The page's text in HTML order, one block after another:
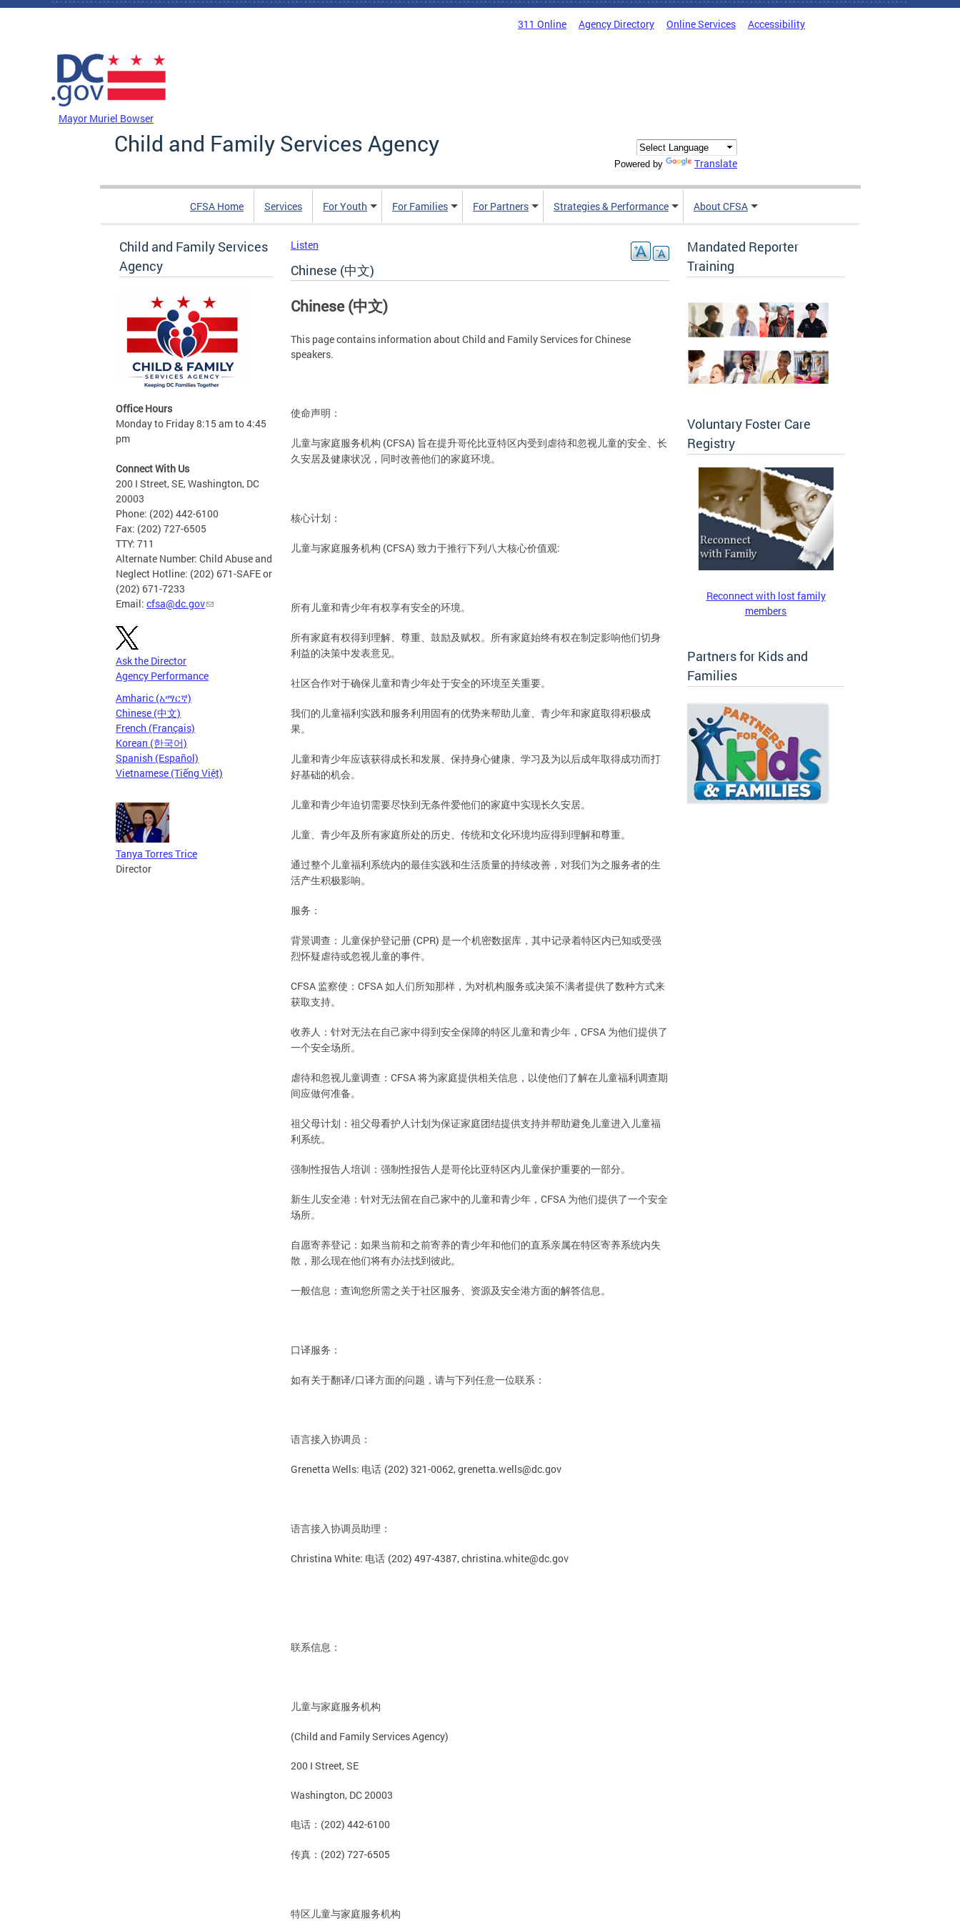
Skip to main content
311 Online Agency Directory Online Services Accessibility
Mayor Muriel Bowser
Child and Family Services Agency
Powered by Translate
CFSA Home Services For Youth For Families For Partners Strategies & Performance About CFSA
Child and Family Services
Agency
Office Hours
Monday to Friday 8:15 am to 4:45
pm
Connect With Us
200 I Street, SE, Washington, DC
20003
Phone: (202) 442-6100
Fax: (202) 727-6505
TTY: 711
Alternate Number: Child Abuse and
Neglect Hotline: (202) 671-SAFE or
(202) 671-7233
Email: cfsa@dc.gov
Ask the Director
Agency Performance
Amharic (አማርኛ)
Chinese (中文)
French (Français)
Korean (한국어)
Spanish (Español)
Vietnamese (Tiếng Việt)
Tanya Torres Trice
Director
Listen
Chinese (中文)
Chinese (中文)
This page contains information about Child and Family Services for Chinese
speakers.
使命声明：
儿童与家庭服务机构 (CFSA) 旨在提升哥伦比亚特区内受到虐待和忽视儿童的安全、长
久安居及健康状况，同时改善他们的家庭环境。
核心计划：
儿童与家庭服务机构 (CFSA) 致力于推行下列八大核心价值观:
所有儿童和青少年有权享有安全的环境。
所有家庭有权得到理解、尊重、鼓励及赋权。所有家庭始终有权在制定影响他们切身
利益的决策中发表意见。
社区合作对于确保儿童和青少年处于安全的环境至关重要。
我们的儿童福利实践和服务利用固有的优势来帮助儿童、青少年和家庭取得积极成
果。
儿童和青少年应该获得成长和发展、保持身心健康、学习及为以后成年取得成功而打
好基础的机会。
儿童和青少年迫切需要尽快到无条件爱他们的家庭中实现长久安居。
儿童、青少年及所有家庭所处的历史、传统和文化环境均应得到理解和尊重。
通过整个儿童福利系统内的最佳实践和生活质量的持续改善，对我们为之服务者的生
活产生积极影响。
服务：
背景调查：儿童保护登记册 (CPR) 是一个机密数据库，其中记录着特区内已知或受强
烈怀疑虐待或忽视儿童的事件。
CFSA 监察使： CFSA 如人们所知那样，为对机构服务或决策不满者提供了数种方式来
获取支持。
收养人： 针对无法在自己家中得到安全保障的特区儿童和青少年， CFSA 为他们提供了
一个安全场所。
虐待和忽视儿童调查： CFSA 将为家庭提供相关信息，以使他们了解在儿童福利调查期
间应做何准备。
祖父母计划：祖父母看护人计划为保证家庭团结提供支持并帮助避免儿童进入儿童福
利系统。
强制性报告人培训：强制性报告人是哥伦比亚特区内儿童保护重要的一部分。
新生儿安全港： 针对无法留在自己家中的儿童和青少年， CFSA 为他们提供了一个安全
场所。
自愿寄养登记：如果当前和之前寄养的青少年和他们的直系亲属在特区寄养系统内失
散，那么现在他们将有办法找到彼此。
一般信息： 查询您所需之关于社区服务、资源及安全港方面的解答信息。
口 译服务：
如有关于翻译/口 译方面的问题，请与下列任意一位联系：
语言接入协调员：
Grenetta Wells: 电话 (202) 321-0062,grenetta.wells@dc.gov
语言接入协调员助理：
Christina White: 电话 (202) 497-4387,christina.white@dc.gov
联系信息：
儿童与家庭服务机构
(Child and Family Services Agency)
200 I Street, SE
Washington, DC 20003
电话： (202) 442-6100
传真： (202) 727-6505
特区儿童与家庭服务机构
Mandated Reporter
Training
Voluntary Foster Care
Registry
Reconnect with lost family
members
Partners for Kids and
Families